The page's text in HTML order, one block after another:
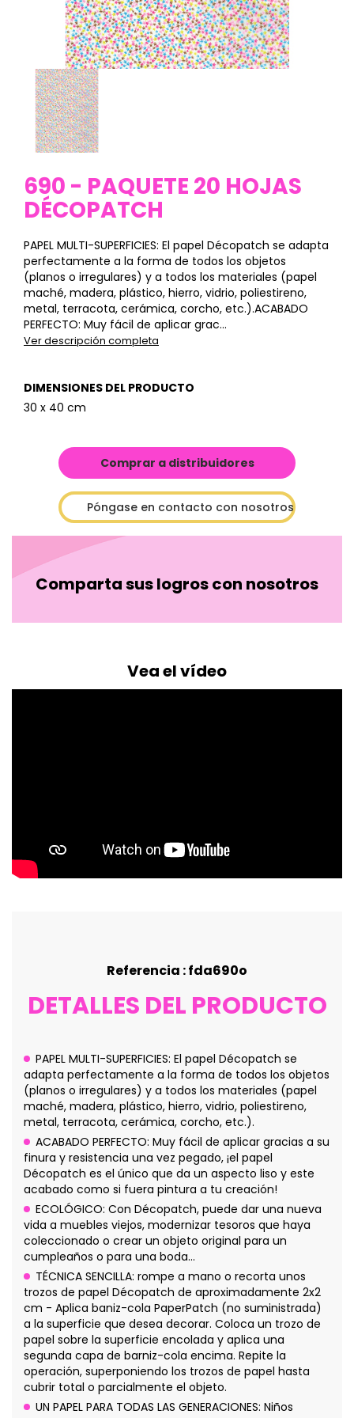
690 - PAQUETE 20 HOJAS
DÉCOPATCH
PAPEL MULTI-SUPERFICIES: El papel Décopatch se adapta
perfectamente a la forma de todos los objetos
(planos o irregulares) y a todos los materiales (papel
maché, madera, plástico, hierro, vidrio, poliestireno,
metal, terracota, cerámica, corcho, etc.).ACABADO
PERFECTO: Muy fácil de aplicar grac...
Ver descripción completa
DIMENSIONES DEL PRODUCTO
30 x 40 cm
Comprar a distribuidores
Póngase en contacto con nosotros
Comparta sus logros con nosotros
Vea el vídeo
Referencia : fda690o
DETALLES DEL PRODUCTO
PAPEL MULTI-SUPERFICIES: El papel Décopatch se
adapta perfectamente a la forma de todos los objetos
(planos o irregulares) y a todos los materiales (papel
maché, madera, plástico, hierro, vidrio, poliestireno,
metal, terracota, cerámica, corcho, etc.).
ACABADO PERFECTO: Muy fácil de aplicar gracias a su
finura y resistencia una vez pegado, ¡el papel
Décopatch es el único que da un aspecto liso y este
acabado como si fuera pintura a tu creación!
ECOLÓGICO: Con Décopatch, puede dar una nueva
vida a muebles viejos, modernizar tesoros que haya
coleccionado o crear un objeto original para un
cumpleaños o para una boda...
TÉCNICA SENCILLA: rompe a mano o recorta unos
trozos de papel Décopatch de aproximadamente 2x2
cm - Aplica baniz-cola PaperPatch (no suministrada)
a la superficie que desea decorar. Coloca un trozo de
papel sobre la superficie encolada y aplica una
segunda capa de barniz-cola encima. Repite la
operación, superponiendo los trozos de papel hasta
cubrir total o parcialmente el objeto.
UN PAPEL PARA TODAS LAS GENERACIONES: Niños